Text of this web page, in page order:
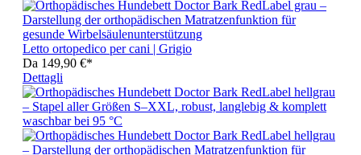
Letto ortopedico per cani | Grigio
Da 149,90 €*
Dettagli